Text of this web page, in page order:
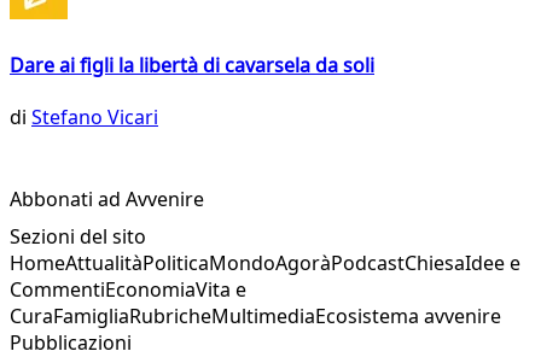
Dare ai figli la libertà di cavarsela da soli
di Stefano Vicari
Abbonati ad Avvenire
Sezioni del sito
HomeAttualitàPoliticaMondoAgoràPodcastChiesaIdee e
CommentiEconomiaVita e
CuraFamigliaRubricheMultimediaEcosistema avvenire
Pubblicazioni